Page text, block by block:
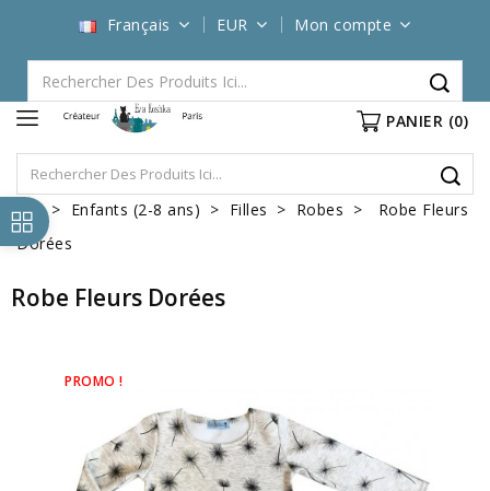
Français EUR Mon compte
PANIER (0)
Enfants (2-8 ans) Filles Robes
Robe Fleurs
Dorées
Robe Fleurs Dorées
PROMO !